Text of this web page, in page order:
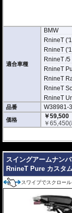
フェンダーレス、テー
と
お得なセットキット(
ナンバープレートの取
なることはありません。
国土交通省自動車局自
適合車種
BMW
RnineT
RnineT
RnineT /5
RnineT
RnineT
RnineT
RnineT
品番 W38981-
価格
￥59,500
￥65,450
スイングアームナン
RnineT Pure カスタ
スワイプでスクロー